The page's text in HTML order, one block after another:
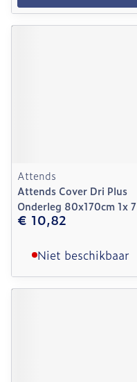
Attends
Attends Cover Dri Plus
Onderleg 80x170cm 1x 7
€ 10,82
Niet beschikbaar